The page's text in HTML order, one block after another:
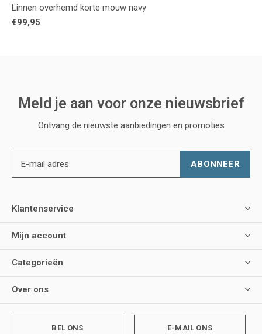
Linnen overhemd korte mouw navy
€99,95
Meld je aan voor onze nieuwsbrief
Ontvang de nieuwste aanbiedingen en promoties
ABONNEER
Klantenservice
Mijn account
Categorieën
Over ons
BEL ONS E-MAIL ONS